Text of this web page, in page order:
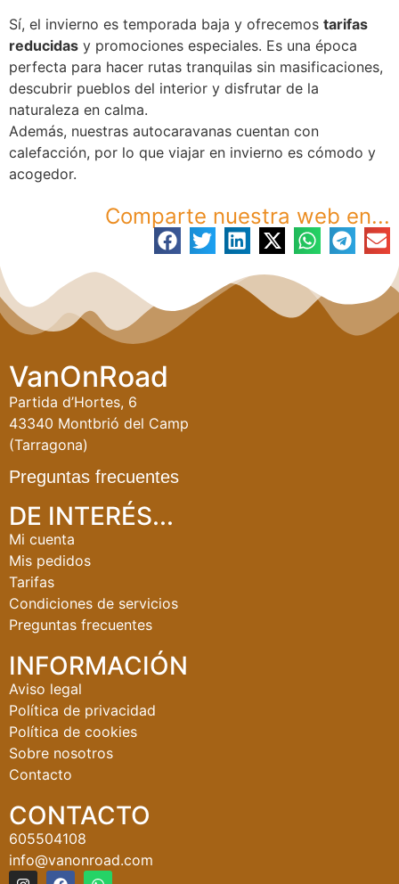
Sí, el invierno es temporada baja y ofrecemos tarifas
reducidas y promociones especiales. Es una época
perfecta para hacer rutas tranquilas sin masificaciones,
descubrir pueblos del interior y disfrutar de la
naturaleza en calma.
Además, nuestras autocaravanas cuentan con
calefacción, por lo que viajar en invierno es cómodo y
acogedor.
Comparte nuestra web en...
VanOnRoad
Partida d’Hortes, 6
43340 Montbrió del Camp
(Tarragona)
Preguntas frecuentes
DE INTERÉS...
Mi cuenta
Mis pedidos
Tarifas
Condiciones de servicios
Preguntas frecuentes
INFORMACIÓN
Aviso legal
Política de privacidad
Política de cookies
Sobre nosotros
Contacto
CONTACTO
605504108
info@vanonroad.com